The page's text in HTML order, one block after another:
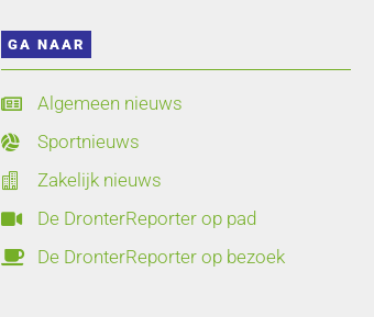
GA NAAR
 Algemeen nieuws
 Sportnieuws
 Zakelijk nieuws
 De DronterReporter op pad
 De DronterReporter op bezoek